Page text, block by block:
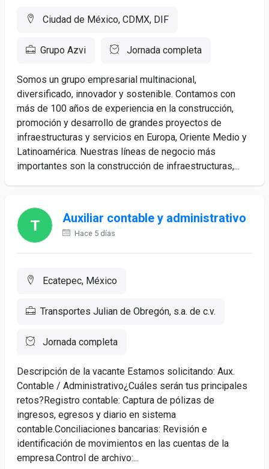
Ciudad de México, CDMX, DIF
Grupo Azvi Jornada completa
Somos un grupo empresarial multinacional,
diversificado, innovador y sostenible. Contamos con
más de 100 años de experiencia en la construcción,
promoción y desarrollo de grandes proyectos de
infraestructuras y servicios en Europa, Oriente Medio y
Latinoamérica. Nuestras líneas de negocio más
importantes son la construcción de infraestructuras,...
Auxiliar contable y administrativo
Hace 5 días
Ecatepec, México
Transportes Julian de Obregón, s.a. de c.v.
Jornada completa
Descripción de la vacante Estamos solicitando: Aux.
Contable / Administrativo¿Cuáles serán tus principales
retos?Registro contable: Captura de pólizas de
ingresos, egresos y diario en sistema
contable.Conciliaciones bancarias: Revisión e
identificación de movimientos en las cuentas de la
empresa.Control de archivo:...